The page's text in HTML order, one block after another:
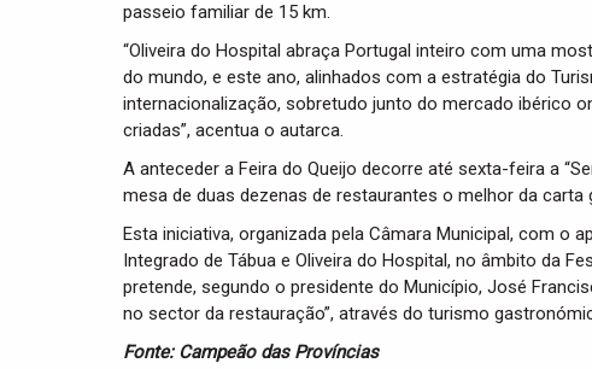
passeio familiar de 15 km.
“Oliveira do Hospital abraça Portugal inteiro com uma
do mundo, e este ano, alinhados com a estratégia do
internacionalização, sobretudo junto do mercado ibérico
criadas”, acentua o autarca.
A anteceder a Feira do Queijo decorre até sexta-feira a
mesa de duas dezenas de restaurantes o melhor da
Esta iniciativa, organizada pela Câmara Municipal, com o
Integrado de Tábua e Oliveira do Hospital, no âmbito da
pretende, segundo o presidente do Município, José
no sector da restauração”, através do turismo
Fonte: Campeão das Províncias